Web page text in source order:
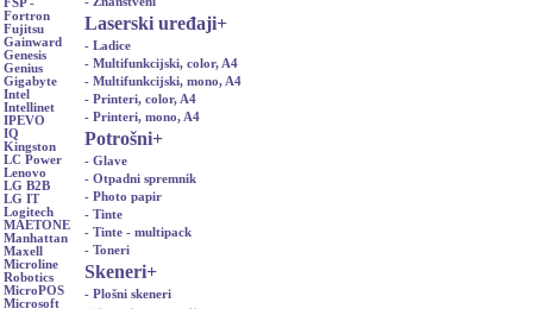
FSP -
Fortron
Fujitsu
Gainward
Genesis
Genius
Gigabyte
Intel
Intellinet
IPEVO
IQ
Kingston
LC Power
Lenovo
LG B2B
LG IT
Logitech
MAETONE
Manhattan
Maxell
Microline
Robotics
MicroPOS
Microsoft
Laserski uređaji+
- Ladice
- Multifunkcijski, color, A4
- Multifunkcijski, mono, A4
- Printeri, color, A4
- Printeri, mono, A4
Potrošni+
- Glave
- Otpadni spremnik
- Photo papir
- Tinte
- Tinte - multipack
- Toneri
Skeneri+
- Plošni skeneri